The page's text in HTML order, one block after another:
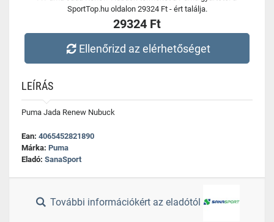
SportTop.hu oldalon 29324 Ft - ért találja.
29324 Ft
Ellenőrizd az elérhetőséget
LEÍRÁS
Puma Jada Renew Nubuck
Ean: 4065452821890
Márka: Puma
Eladó: SanaSport
További információkért az eladótól